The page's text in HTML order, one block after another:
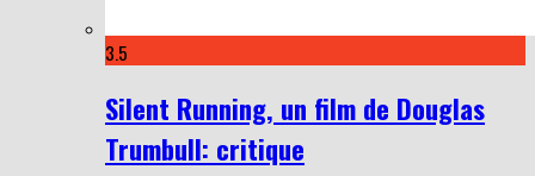
3.5
Silent Running, un film de Douglas
Trumbull: critique